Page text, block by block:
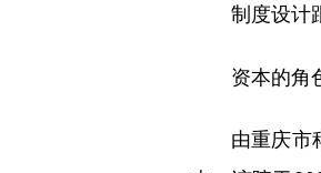
制度设计
资本的角
由重庆市